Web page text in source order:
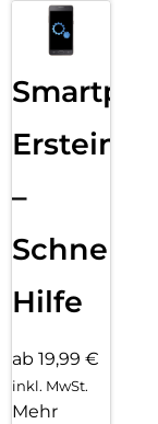
–
Schnelle
Hilfe
ab 19,99 €
inkl. MwSt.
Mehr